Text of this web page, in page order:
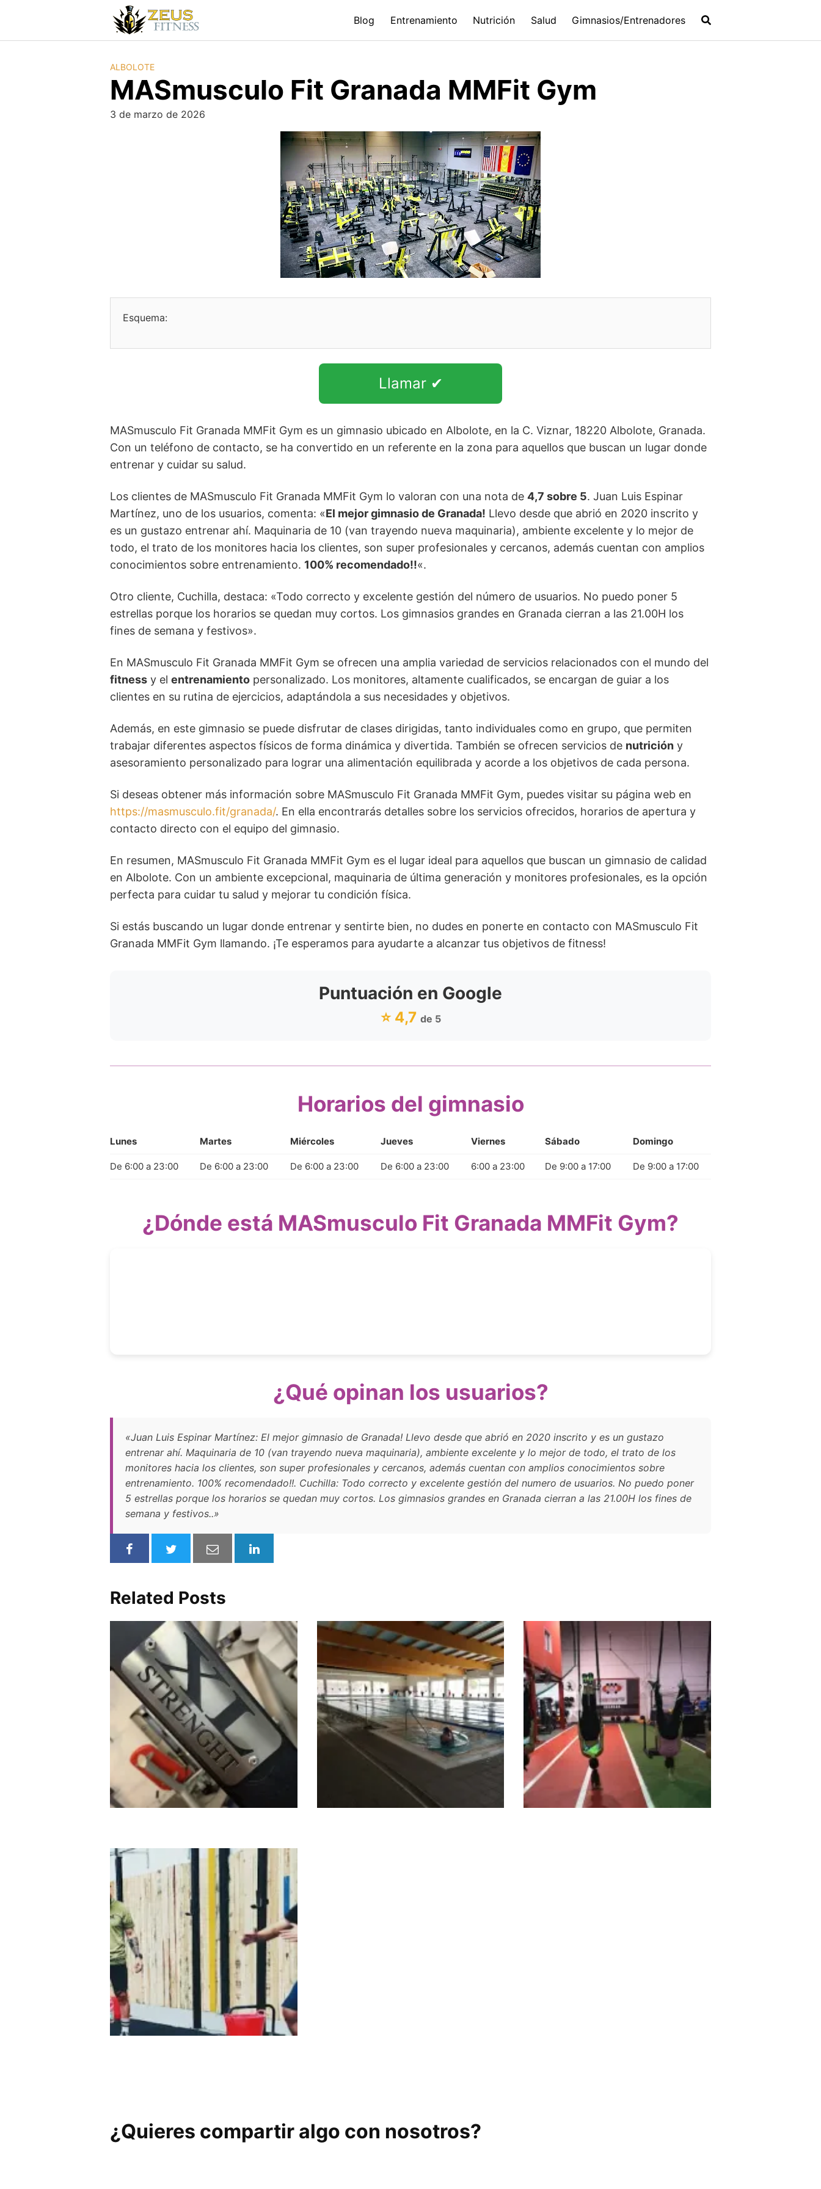
Blog Entrenamiento Nutrición Salud Gimnasios/Entrenadores
ALBOLOTE
MASmusculo Fit Granada MMFit Gym
3 de marzo de 2026
Esquema:
Llamar ✔
MASmusculo Fit Granada MMFit Gym es un gimnasio ubicado en Albolote, en la C. Viznar, 18220 Albolote, Granada.
Con un teléfono de contacto, se ha convertido en un referente en la zona para aquellos que buscan un lugar donde
entrenar y cuidar su salud.
Los clientes de MASmusculo Fit Granada MMFit Gym lo valoran con una nota de 4,7 sobre 5. Juan Luis Espinar
Martínez, uno de los usuarios, comenta: «El mejor gimnasio de Granada! Llevo desde que abrió en 2020 inscrito y
es un gustazo entrenar ahí. Maquinaria de 10 (van trayendo nueva maquinaria), ambiente excelente y lo mejor de
todo, el trato de los monitores hacia los clientes, son super profesionales y cercanos, además cuentan con amplios
conocimientos sobre entrenamiento. 100% recomendado!!«.
Otro cliente, Cuchilla, destaca: «Todo correcto y excelente gestión del número de usuarios. No puedo poner 5
estrellas porque los horarios se quedan muy cortos. Los gimnasios grandes en Granada cierran a las 21.00H los
fines de semana y festivos».
En MASmusculo Fit Granada MMFit Gym se ofrecen una amplia variedad de servicios relacionados con el mundo del
fitness y el entrenamiento personalizado. Los monitores, altamente cualificados, se encargan de guiar a los
clientes en su rutina de ejercicios, adaptándola a sus necesidades y objetivos.
Además, en este gimnasio se puede disfrutar de clases dirigidas, tanto individuales como en grupo, que permiten
trabajar diferentes aspectos físicos de forma dinámica y divertida. También se ofrecen servicios de nutrición y
asesoramiento personalizado para lograr una alimentación equilibrada y acorde a los objetivos de cada persona.
Si deseas obtener más información sobre MASmusculo Fit Granada MMFit Gym, puedes visitar su página web en
https://masmusculo.fit/granada/. En ella encontrarás detalles sobre los servicios ofrecidos, horarios de apertura y
contacto directo con el equipo del gimnasio.
En resumen, MASmusculo Fit Granada MMFit Gym es el lugar ideal para aquellos que buscan un gimnasio de calidad
en Albolote. Con un ambiente excepcional, maquinaria de última generación y monitores profesionales, es la opción
perfecta para cuidar tu salud y mejorar tu condición física.
Si estás buscando un lugar donde entrenar y sentirte bien, no dudes en ponerte en contacto con MASmusculo Fit
Granada MMFit Gym llamando. ¡Te esperamos para ayudarte a alcanzar tus objetivos de fitness!
Puntuación en Google
⭐ 4,7 de 5
Horarios del gimnasio
Lunes Martes Miércoles Jueves Viernes Sábado Domingo
De 6:00 a 23:00 De 6:00 a 23:00 De 6:00 a 23:00 De 6:00 a 23:00 6:00 a 23:00 De 9:00 a 17:00 De 9:00 a 17:00
¿Dónde está MASmusculo Fit Granada MMFit Gym?
¿Qué opinan los usuarios?
«Juan Luis Espinar Martínez: El mejor gimnasio de Granada! Llevo desde que abrió en 2020 inscrito y es un gustazo
entrenar ahí. Maquinaria de 10 (van trayendo nueva maquinaria), ambiente excelente y lo mejor de todo, el trato de los
monitores hacia los clientes, son super profesionales y cercanos, además cuentan con amplios conocimientos sobre
entrenamiento. 100% recomendado!!. Cuchilla: Todo correcto y excelente gestión del numero de usuarios. No puedo poner
5 estrellas porque los horarios se quedan muy cortos. Los gimnasios grandes en Granada cierran a las 21.00H los fines de
semana y festivos..»
Related Posts
¿Quieres compartir algo con nosotros?